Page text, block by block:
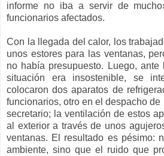
informe no iba a servir de
funcionarios afectados.
Con la llegada del calor, los
unos estores para las ventanas,
no había presupuesto. Luego,
situación era insostenible, se
colocaron dos aparatos de
funcionarios, otro en el despacho de
secretario; la ventilación de estos
al exterior a través de unos
ventanas. El resultado es pésimo:
ambiente, sino que el ruido que